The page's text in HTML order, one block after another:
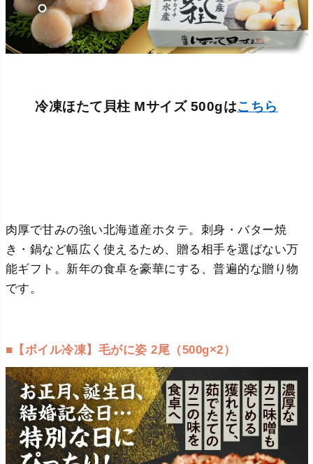
冷凍ほたて貝柱 Mサイズ 500gはこちら
肉厚で甘みの強い北海道産ホタテ。刺身・バター焼
き・鍋など幅広く使えるため、贈る相手を選ばない万
能ギフト。新年の食卓を豪華にする、普遍的な贈り物
です。
■【ボイル冷凍】毛がに姿 2尾（500g×2）